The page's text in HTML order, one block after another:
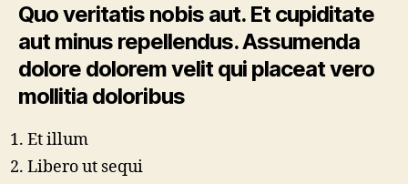
Quo veritatis nobis aut. Et cupiditate
aut minus repellendus. Assumenda
dolore dolorem velit qui placeat vero
mollitia doloribus
Et illum
Libero ut sequi